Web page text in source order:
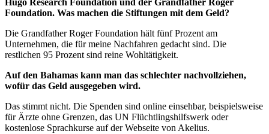
Hugo Research Foundation und der Grandfather Roger
Foundation. Was machen die Stiftungen mit dem Geld?
Die Grandfather Roger Foundation hält fünf Prozent am
Unternehmen, die für meine Nachfahren gedacht sind. Die
restlichen 95 Prozent sind reine Wohltätigkeit.
Auf den Bahamas kann man das schlechter nachvollziehen,
wofür das Geld ausgegeben wird.
Das stimmt nicht. Die Spenden sind online einsehbar, beispielsweise
für Ärzte ohne Grenzen, das UN Flüchtlingshilfswerk oder
kostenlose Sprachkurse auf der Webseite von Akelius.